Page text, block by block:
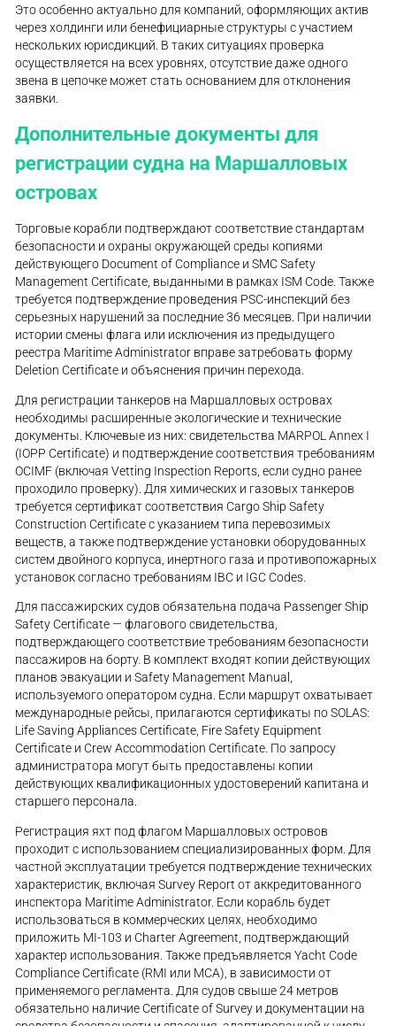
Это особенно актуально для компаний, оформляющих актив
через холдинги или бенефициарные структуры с участием
нескольких юрисдикций. В таких ситуациях проверка
осуществляется на всех уровнях, отсутствие даже одного
звена в цепочке может стать основанием для отклонения
заявки.
Дополнительные документы для
регистрации судна на Маршалловых
островах
Торговые корабли подтверждают соответствие стандартам
безопасности и охраны окружающей среды копиями
действующего Document of Compliance и SMC Safety
Management Certificate, выданными в рамках ISM Code. Также
требуется подтверждение проведения PSC-инспекций без
серьезных нарушений за последние 36 месяцев. При наличии
истории смены флага или исключения из предыдущего
реестра Maritime Administrator вправе затребовать форму
Deletion Certificate и объяснения причин перехода.
Для регистрации танкеров на Маршалловых островах
необходимы расширенные экологические и технические
документы. Ключевые из них: свидетельства MARPOL Annex I
(IOPP Certificate) и подтверждение соответствия требованиям
OCIMF (включая Vetting Inspection Reports, если судно ранее
проходило проверку). Для химических и газовых танкеров
требуется сертификат соответствия Cargo Ship Safety
Construction Certificate с указанием типа перевозимых
веществ, а также подтверждение установки оборудованных
систем двойного корпуса, инертного газа и противопожарных
установок согласно требованиям IBC и IGC Codes.
Для пассажирских судов обязательна подача Passenger Ship
Safety Certificate — флагового свидетельства,
подтверждающего соответствие требованиям безопасности
пассажиров на борту. В комплект входят копии действующих
планов эвакуации и Safety Management Manual,
используемого оператором судна. Если маршрут охватывает
международные рейсы, прилагаются сертификаты по SOLAS:
Life Saving Appliances Certificate, Fire Safety Equipment
Certificate и Crew Accommodation Certificate. По запросу
администратора могут быть предоставлены копии
действующих квалификационных удостоверений капитана и
старшего персонала.
Регистрация яхт под флагом Маршалловых островов
проходит с использованием специализированных форм. Для
частной эксплуатации требуется подтверждение технических
характеристик, включая Survey Report от аккредитованного
инспектора Maritime Administrator. Если корабль будет
использоваться в коммерческих целях, необходимо
приложить MI-103 и Charter Agreement, подтверждающий
характер использования. Также предъявляется Yacht Code
Compliance Certificate (RMI или MCA), в зависимости от
применяемого регламента. Для судов свыше 24 метров
обязательно наличие Certificate of Survey и документации на